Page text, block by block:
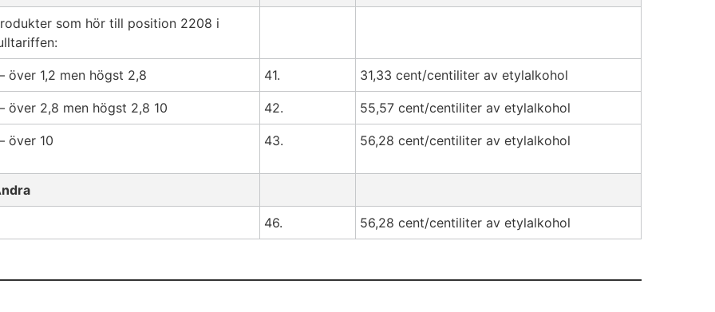
som hör till position 2208 i
över 1,2 men högst 2,8 41. 31,33 cent/centiliter av etylalkohol
över 2,8 men högst 2,8 10 42. 55,57 cent/centiliter av etylalkohol
över 10 43. 56,28 cent/centiliter av etylalkohol
46. 56,28 cent/centiliter av etylalkohol